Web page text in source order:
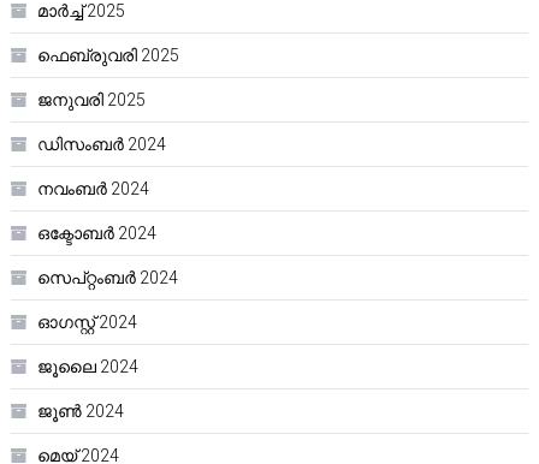
മാർച്ച്‌ 2025
ഫെബ്രുവരി 2025
ജനുവരി 2025
ഡിസംബർ 2024
നവംബർ 2024
ഒക്ടോബർ 2024
സെപ്റ്റംബർ 2024
ഓഗസ്റ്റ്‌ 2024
ജൂലൈ 2024
ജൂൺ 2024
മെയ്‌ 2024